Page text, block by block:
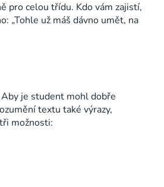
pro celou třídu. Kdo vám zajistí,
„Tohle už máš dávno umět, na
Aby je student mohl dobře
textu také výrazy,
možnosti: